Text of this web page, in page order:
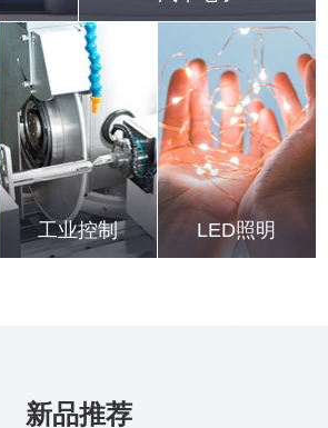
电子保险丝
LED车灯
集成电机驱动
工业控制 LED照明
新品推荐